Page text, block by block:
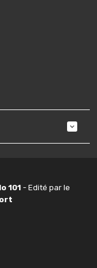
101 - Edité par le